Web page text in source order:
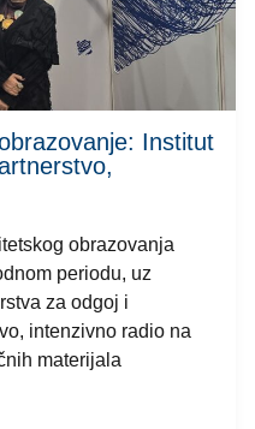
Institut
obrazovanja
periodu, uz
za odgoj i
intenzivno radio na
materijala